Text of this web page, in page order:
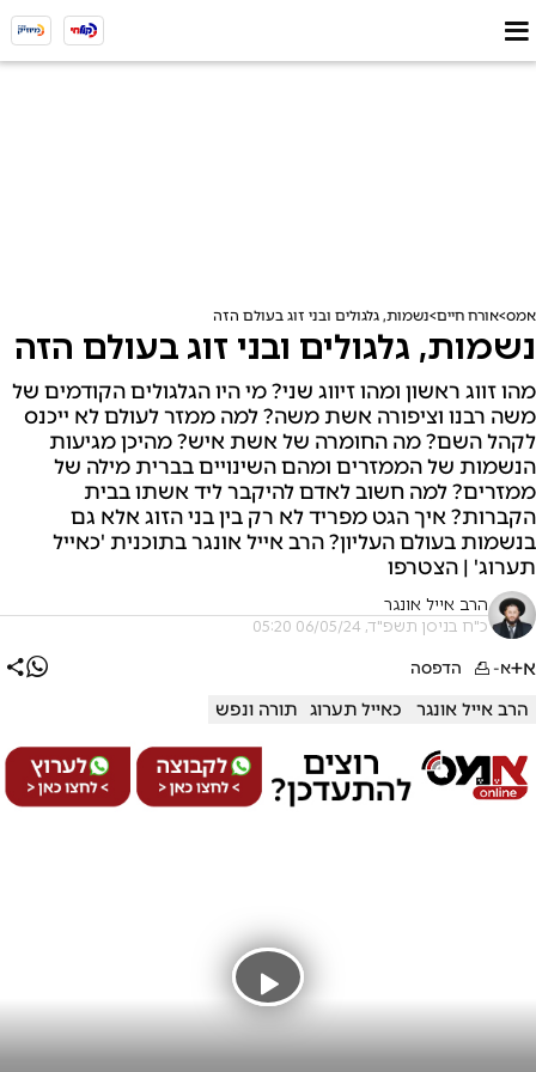
אמס אורח חיים נשמות, גלגולים ובני זוג בעולם הזה
נשמות, גלגולים ובני זוג בעולם הזה
מהו זווג ראשון ומהו זיווג שני? מי היו הגלגולים הקודמים של
משה רבנו וציפורה אשת משה? למה ממזר לעולם לא ייכנס
לקהל השם? מה החומרה של אשת איש? מהיכן מגיעות
הנשמות של הממזרים ומהם השינויים בברית מילה של
ממזרים? למה חשוב לאדם להיקבר ליד אשתו בבית
הקברות? איך הגט מפריד לא רק בין בני הזוג אלא גם
בנשמות בעולם העליון? הרב אייל אונגר בתוכנית 'כאייל
תערוג' | הצטרפו
הרב אייל אונגר
כ"ח בניסן תשפ"ד, 06/05/24 05:20
א+א- הדפסה
הרב אייל אונגר כאייל תערוג תורה ונפש